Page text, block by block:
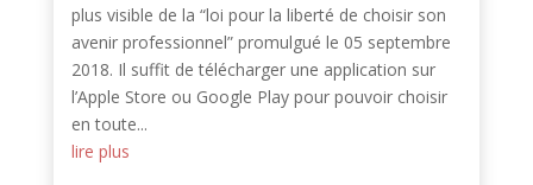
plus visible de la “loi pour la liberté de choisir son
avenir professionnel” promulgué le 05 septembre
2018. Il suffit de télécharger une application sur
l’Apple Store ou Google Play pour pouvoir choisir
en toute...
lire plus